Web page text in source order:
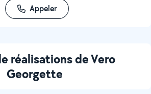
Appeler
réalisations de Vero
Georgette